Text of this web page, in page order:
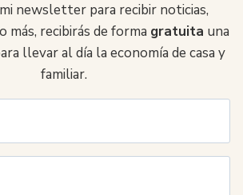
newsletter para recibir noticias,
más, recibirás de forma gratuita una
llevar al día la economía de casa y
familiar.